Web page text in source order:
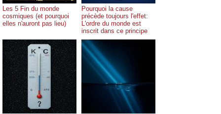
Les 5 Fin du monde
cosmiques (et pourquoi
elles n'auront pas lieu)
Pourquoi la cause
précède toujours l'effet:
L'ordre du monde est
inscrit dans ce principe